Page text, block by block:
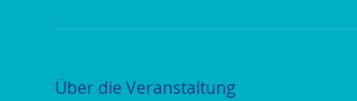
Über die Veranstaltung